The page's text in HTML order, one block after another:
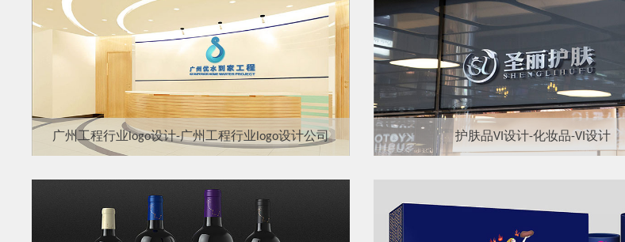
广州工程行业logo设计-广州工程行业logo设计公司 护肤品VI设计-化妆品-VI设计